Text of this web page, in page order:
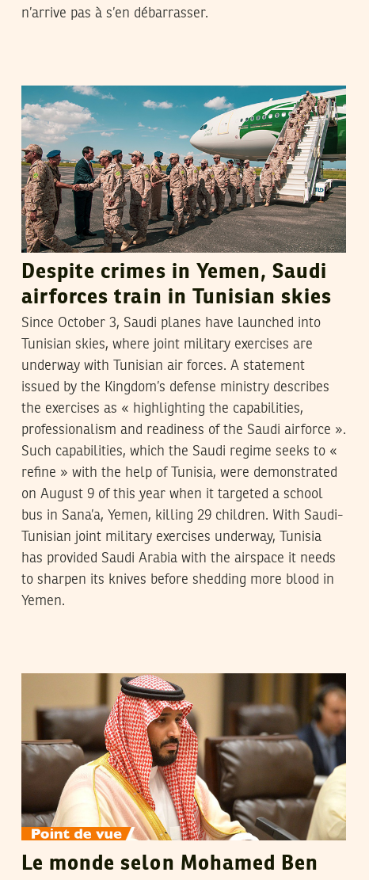
n’arrive pas à s’en débarrasser.
Despite crimes in Yemen, Saudi
airforces train in Tunisian skies
Since October 3, Saudi planes have launched into
Tunisian skies, where joint military exercises are
underway with Tunisian air forces. A statement
issued by the Kingdom’s defense ministry describes
the exercises as « highlighting the capabilities,
professionalism and readiness of the Saudi airforce ».
Such capabilities, which the Saudi regime seeks to «
refine » with the help of Tunisia, were demonstrated
on August 9 of this year when it targeted a school
bus in Sana’a, Yemen, killing 29 children. With Saudi-
Tunisian joint military exercises underway, Tunisia
has provided Saudi Arabia with the airspace it needs
to sharpen its knives before shedding more blood in
Yemen.
Le monde selon Mohamed Ben